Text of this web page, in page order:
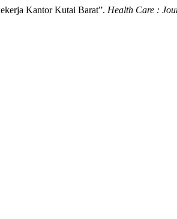
Kantor Kutai Barat”. Health Care :